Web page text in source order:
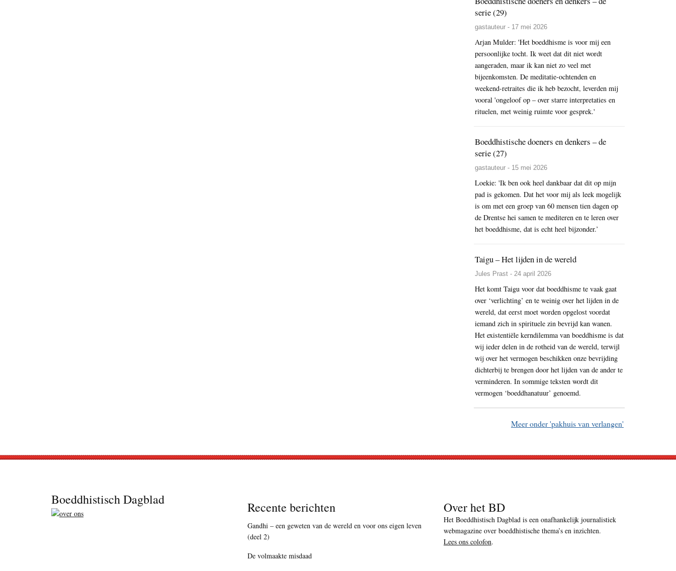
serie (29)
gastauteur - 17 mei 2026
Arjan Mulder: 'Het boeddhisme is voor mij een
persoonlijke tocht. Ik weet dat dit niet wordt
aangeraden, maar ik kan niet zo veel met
bijeenkomsten. De meditatie-ochtenden en
weekend-retraites die ik heb bezocht, leverden mij
vooral 'ongeloof op – over starre interpretaties en
rituelen, met weinig ruimte voor gesprek.'
Boeddhistische doeners en denkers – de
serie (27)
gastauteur - 15 mei 2026
Loekie: 'Ik ben ook heel dankbaar dat dit op mijn
pad is gekomen. Dat het voor mij als leek mogelijk
is om met een groep van 60 mensen tien dagen op
de Drentse hei samen te mediteren en te leren over
het boeddhisme, dat is echt heel bijzonder.’
Taigu – Het lijden in de wereld
Jules Prast - 24 april 2026
Het komt Taigu voor dat boeddhisme te vaak gaat
over ‘verlichting’ en te weinig over het lijden in de
wereld, dat eerst moet worden opgelost voordat
iemand zich in spirituele zin bevrijd kan wanen.
Het existentiële kerndilemma van boeddhisme is dat
wij ieder delen in de rotheid van de wereld, terwijl
wij over het vermogen beschikken onze bevrijding
dichterbij te brengen door het lijden van de ander te
verminderen. In sommige teksten wordt dit
vermogen ‘boeddhanatuur’ genoemd.
Meer onder 'pakhuis van verlangen'
Boeddhistisch Dagblad Recente berichten
Gandhi – een geweten van de wereld en voor ons eigen leven
(deel 2)
De volmaakte misdaad
Over het BD
Het Boeddhistisch Dagblad is een onafhankelijk journalistiek
webmagazine over boeddhistische thema’s en inzichten.
Lees ons colofon.